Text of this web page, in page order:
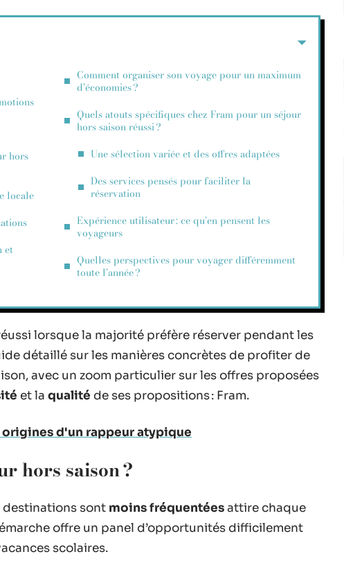
hors
locale
et
Comment organiser son voyage pour un maximum
d’économies ?
Quels atouts spécifiques chez Fram pour un séjour
hors saison réussi ?
Une sélection variée et des offres adaptées
Des services pensés pour faciliter la
réservation
Expérience utilisateur : ce qu’en pensent les
voyageurs
Quelles perspectives pour voyager différemment
toute l’année ?
lorsque la majorité préfère réserver pendant les
détaillé sur les manières concrètes de profiter de
avec un zoom particulier sur les offres proposées
et la qualité de ses propositions : Fram.
d'un rappeur atypique
hors saison ?
destinations sont moins fréquentéesattire chaque
offre un panel d’opportunités difficilement
scolaires.